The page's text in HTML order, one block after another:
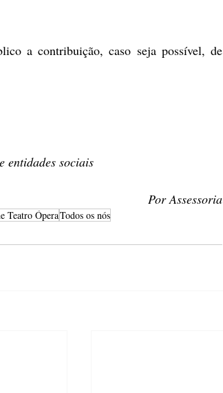
a contribuição, caso seja possível, de
entidades sociais
Por Assessoria
Teatro ÓperaTodos os nós